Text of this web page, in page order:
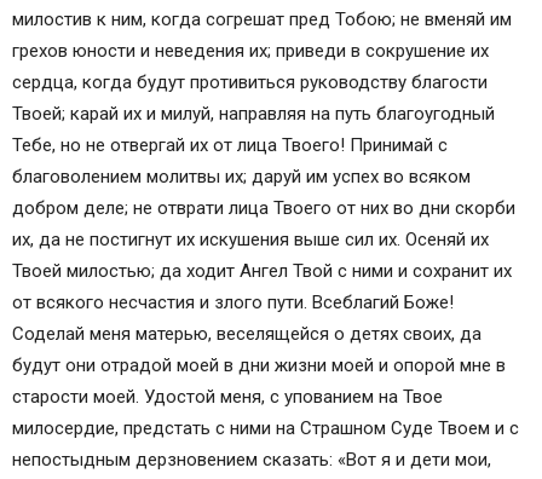
милостив к ним, когда согрешат пред Тобою; не вменяй им
грехов юности и неведения их; приведи в сокрушение их
сердца, когда будут противиться руководству благости
Твоей; карай их и милуй, направляя на путь благоугодный
Тебе, но не отвергай их от лица Твоего! Принимай с
благоволением молитвы их; даруй им успех во всяком
добром деле; не отврати лица Твоего от них во дни скорби
их, да не постигнут их искушения выше сил их. Осеняй их
Твоей милостью; да ходит Ангел Твой с ними и сохранит их
от всякого несчастия и злого пути. Всеблагий Боже!
Соделай меня матерью, веселящейся о детях своих, да
будут они отрадой моей в дни жизни моей и опорой мне в
старости моей. Удостой меня, с упованием на Твое
милосердие, предстать с ними на Страшном Суде Твоем и с
непостыдным дерзновением сказать: «Вот я и дети мои,